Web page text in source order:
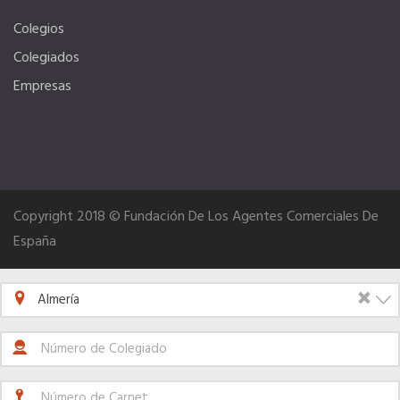
Colegios
Colegiados
Empresas
Copyright 2018 © Fundación De Los Agentes Comerciales De
España
×
Almería